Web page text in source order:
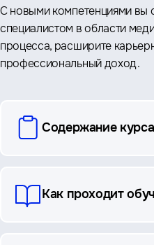
С новыми компетенциями вы
специалистом в области
процесса, расширите
профессиональный доход.
вопросы
Содержание курса
Как проходит